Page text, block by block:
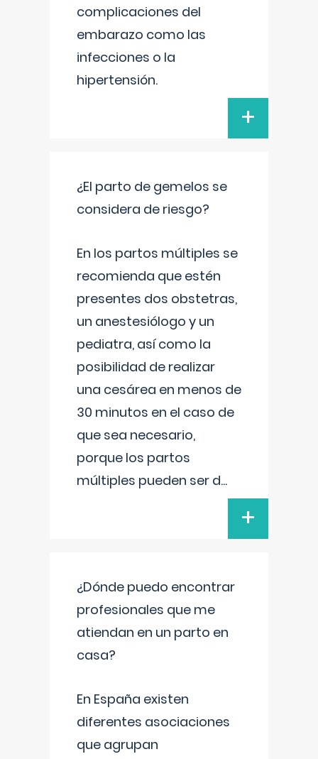
complicaciones del
embarazo como las
infecciones o la
hipertensión.
+
¿El parto de gemelos se
considera de riesgo?
En los partos múltiples se
recomienda que estén
presentes dos obstetras,
un anestesiólogo y un
pediatra, así como la
posibilidad de realizar
una cesárea en menos de
30 minutos en el caso de
que sea necesario,
porque los partos
múltiples pueden ser d...
+
¿Dónde puedo encontrar
profesionales que me
atiendan en un parto en
casa?
En España existen
diferentes asociaciones
que agrupan